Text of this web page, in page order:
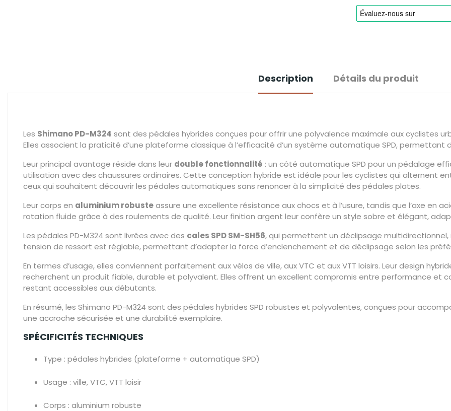
Description Détails du produit
Les Shimano PD-M324 sont des pédales hybrides conçues pour offrir une polyvalence maximale aux cyclistes
Elles associent la praticité d’une plateforme classique à l’efficacité d’un système automatique SPD, permettant
Leur principal avantage réside dans leur double fonctionnalité : un côté automatique SPD pour un pédalage
utilisation avec des chaussures ordinaires. Cette conception hybride est idéale pour les cyclistes qui alternent
ceux qui souhaitent découvrir les pédales automatiques sans renoncer à la simplicité des pédales plates.
Leur corps en aluminium robusteassure une excellente résistance aux chocs et à l’usure, tandis que l’axe en
rotation fluide grâce à des roulements de qualité. Leur finition argent leur confère un style sobre et élégant,
Les pédales PD-M324 sont livrées avec des cales SPD SM-SH56, qui permettent un déclipsage
tension de ressort est réglable, permettant d’adapter la force d’enclenchement et de déclipsage selon les
En termes d’usage, elles conviennent parfaitement aux vélos de ville, aux VTC et aux VTT loisirs. Leur design
recherchent un produit fiable, durable et polyvalent. Elles offrent un excellent compromis entre performance
restant accessibles aux débutants.
En résumé, les Shimano PD-M324 sont des pédales hybrides SPD robustes et polyvalentes, conçues pour
une accroche sécurisée et une durabilité exemplaire.
SPÉCIFICITÉS TECHNIQUES
Type : pédales hybrides (plateforme + automatique SPD)
Usage : ville, VTC, VTT loisir
Corps : aluminium robuste